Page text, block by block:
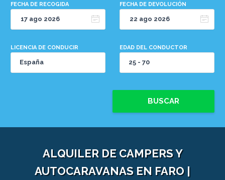
FECHA DE RECOGIDA FECHA DE DEVOLUCIÓN
LICENCIA DE CONDUCIR EDAD DEL CONDUCTOR
BUSCAR
ALQUILER DE CAMPERS Y
AUTOCARAVANAS EN FARO |